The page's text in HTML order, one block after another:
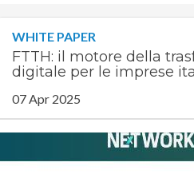
WHITE PAPER
FTTH: il motore della
digitale per le imprese
07 Apr 2025